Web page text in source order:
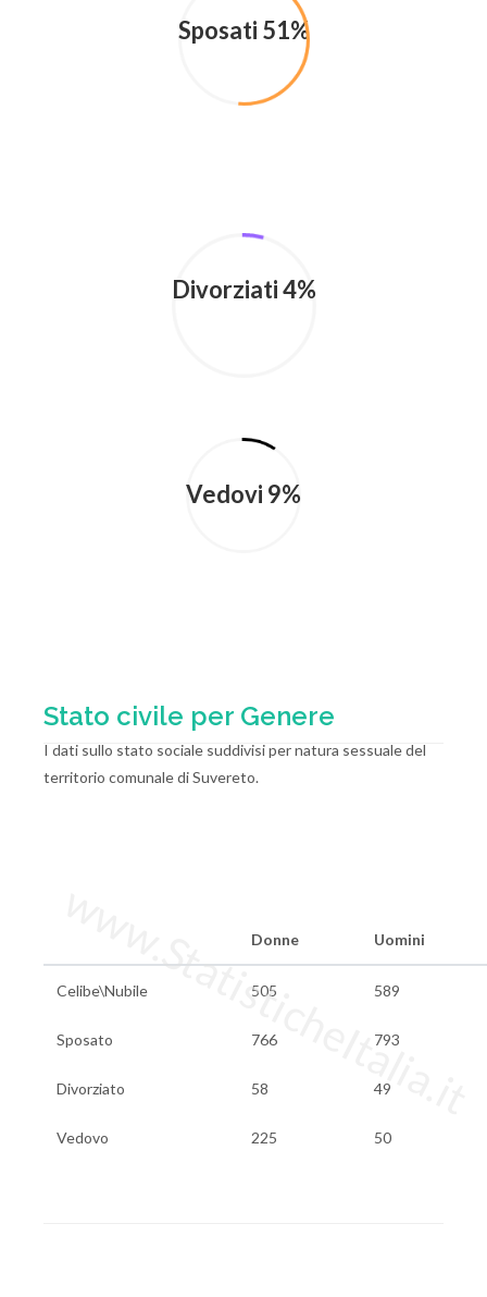
Sposati 51%
Divorziati 4%
Vedovi 9%
Stato civile per Genere
I dati sullo stato sociale suddivisi per natura sessuale del
territorio comunale di Suvereto.
Donne Uomini
Celibe\Nubile 505 589
Sposato 766 793
Divorziato 58 49
Vedovo 225 50
www.StatisticheItalia.it